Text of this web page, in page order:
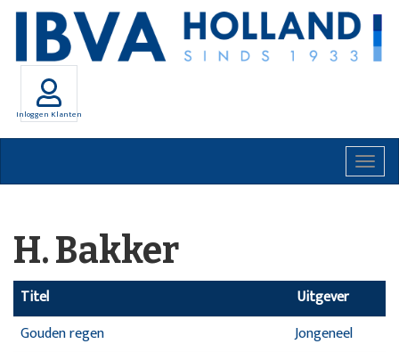
Inloggen Klanten
H. Bakker
Titel
Uitgever
Gouden regen
Jongeneel